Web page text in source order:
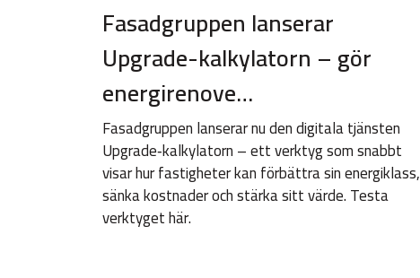
Fasadgruppen lanserar
Upgrade-kalkylatorn – gör
energirenove…
Fasadgruppen lanserar nu den digitala tjänsten
Upgrade‑kalkylatorn – ett verktyg som snabbt
visar hur fastigheter kan förbättra sin energiklass,
sänka kostnader och stärka sitt värde. Testa
verktyget här.